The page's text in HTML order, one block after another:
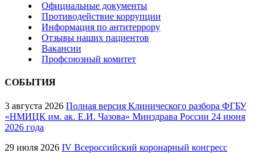
Официальные документы
Противодействие коррупции
Информация по антитеррору
Отзывы наших пациентов
Вакансии
Профсоюзный комитет
СОБЫТИЯ
3 августа 2026 Полная версия Клинического разбора ФГБУ
«НМИЦК им. ак. Е.И. Чазова» Минздрава России 24 июня
2026 года
29 июля 2026 IV Всероссийский коронарный конгресс